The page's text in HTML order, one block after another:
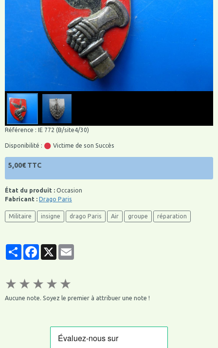
Référence : IE 772 (B/site4/30)
Disponibilité : Victime de son Succès
5,00€ TTC
État du produit : Occasion
Fabricant : Drago Paris
Militaire insigne drago Paris Air groupe réparation
PartagerFacebook
★ ★ ★ ★ ★
Aucune note. Soyez le premier à attribuer une note !